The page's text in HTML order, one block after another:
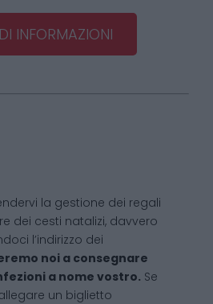
INFORMAZIONI
la gestione dei regali
dei cesti natalizi, davvero
l’indirizzo dei
noi a consegnare
a nome vostro. Se
un biglietto